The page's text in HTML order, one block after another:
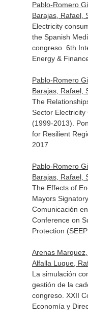
Pablo-Romero
Barajas, Rafael,
Electricity
the Spanish
congreso. 6th
Energy &
Pablo-Romero
Barajas, Rafael,
The
Sector
(1999-2013).
for Resilient
2017
Pablo-Romero
Barajas, Rafael,
The Effects of
Mayors
Comunicación
Conference on
Protection
Arenas
Alfalla Luque,
La simulación
gestión de la
congreso. XXII
Economía y